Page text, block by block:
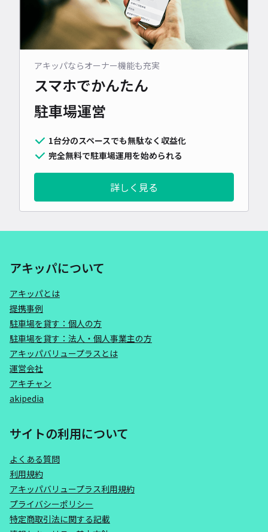
アキッパならオーナー機能も充実
スマホでかんたん
駐車場運営
1台分のスペースでも無駄なく収益化
完全無料で駐車場運用を始められる
詳しく見る
アキッパについて
アキッパとは
提携事例
駐車場を貸す：個人の方
駐車場を貸す：法人・個人事業主の方
アキッパバリュープラスとは
運営会社
アキチャン
akipedia
サイトの利用について
よくある質問
利用規約
アキッパバリュープラス利用規約
プライバシーポリシー
特定商取引法に関する記載